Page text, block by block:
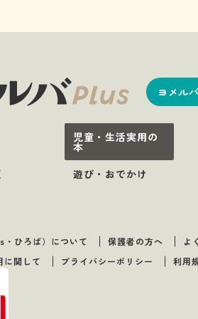
ヨメル
児童・生活実用の
本
遊び・おでかけ
・ひろば）について 保護者の方へ
よ
に関して
プライバシーポリシー 利用